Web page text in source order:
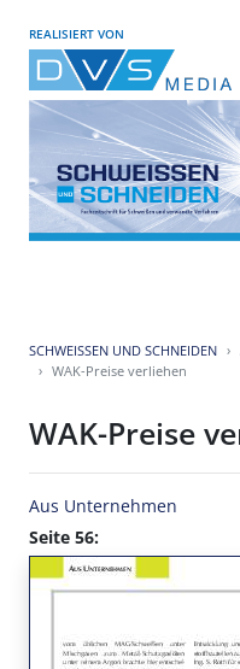
REALISIERT VON
SCHWEISSEN UND SCHNEIDEN
WAK-Preise verliehen
WAK-Preise
Aus Unternehmen
Seite 56: